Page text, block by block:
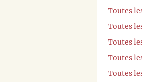
Toutes
Toutes
Toutes
Toutes
Toutes